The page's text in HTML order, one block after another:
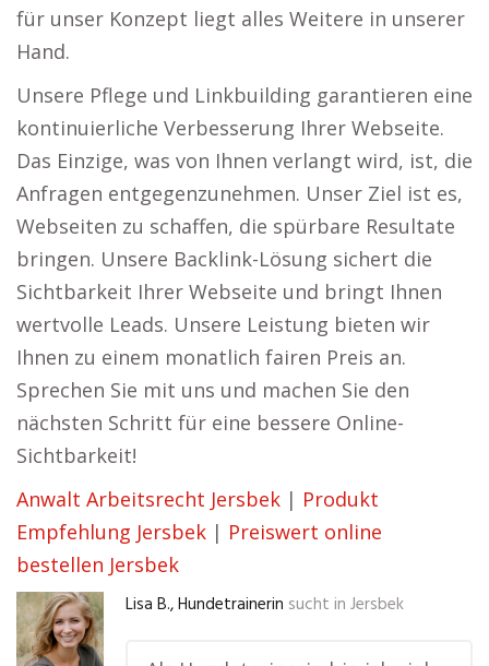
für unser Konzept liegt alles Weitere in unserer
Hand.
Unsere Pflege und Linkbuilding garantieren eine
kontinuierliche Verbesserung Ihrer Webseite.
Das Einzige, was von Ihnen verlangt wird, ist, die
Anfragen entgegenzunehmen. Unser Ziel ist es,
Webseiten zu schaffen, die spürbare Resultate
bringen. Unsere Backlink-Lösung sichert die
Sichtbarkeit Ihrer Webseite und bringt Ihnen
wertvolle Leads. Unsere Leistung bieten wir
Ihnen zu einem monatlich fairen Preis an.
Sprechen Sie mit uns und machen Sie den
nächsten Schritt für eine bessere Online-
Sichtbarkeit!
Anwalt Arbeitsrecht Jersbek | Produkt
Empfehlung Jersbek | Preiswert online
bestellen Jersbek
Lisa B., Hundetrainerin sucht in Jersbek